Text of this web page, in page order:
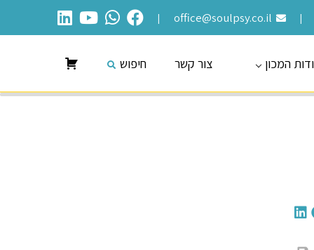
| office@soulpsy.co.il |
המכון צור קשר חיפוש